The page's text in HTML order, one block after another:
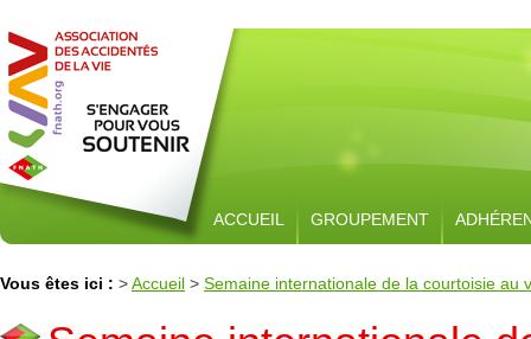
ACCUEIL GROUPEMENT
Vous êtes ici : >Accueil > Semaine internationale de la courtoisie au